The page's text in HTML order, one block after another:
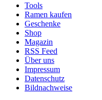
Tools
Ramen kaufen
Geschenke
Shop
Magazin
RSS Feed
Über uns
Impressum
Datenschutz
Bildnachweise